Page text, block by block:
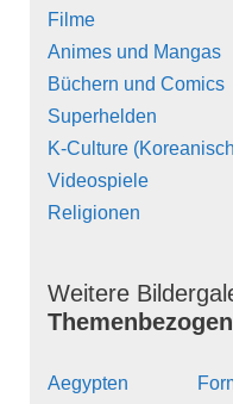
Filme
Animes und Mangas
Büchern und Comics
Superhelden
K-Culture
Videospiele
Religionen
Weitere
Themenbezogen
Aegypten